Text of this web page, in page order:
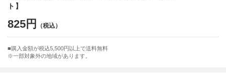
ト】
825円
購入金額が税込5,500円以上で送料無料
※一部対象外の地域があります。